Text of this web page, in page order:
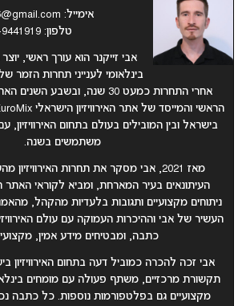
אימייל:
טלפון: 050-9441919
אבי זייקנר הוא עורך ראשי,
בינלאומי לענייני תחרות הזמר של
אחרי התחרות כמעט 30 שנה,
משתמשים בשנה.
מאז 2021, אבי מסקר את תחרות
העיתונאים בעיר המארחת, ומביא לקוראי האתר
ניתוחים מקצועיים ותגובות בלעדיות מהקהל,
העשיר של אבי וההיכרות העמוקה עם עולם
כתבה, ומבטיחים מידע אמין, מקצועי
אבי זכה להכרה כמוביל דעה בתחום האירוויזיון
תקשורת מרכזיים, משתף פעולה עם מומחים
מקצועיים גם בפלטפורמות נוספות. כל כתבה